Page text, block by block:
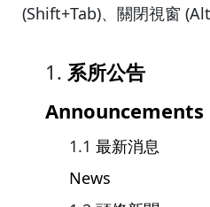
(Shift+Tab)、關閉視窗
系所公告
Announcements
最新消息
News